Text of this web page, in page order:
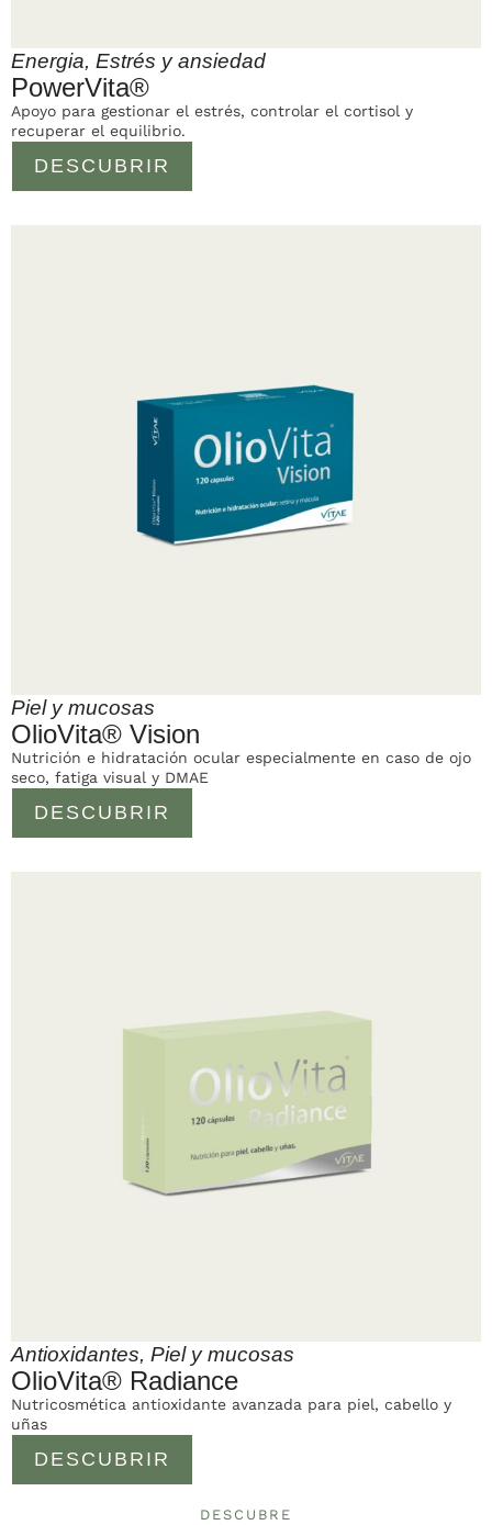
Energia, Estrés y ansiedad
PowerVita®
DESCUBRIR
Apoyo para gestionar el estrés, controlar el cortisol y
recuperar el equilibrio.
Piel y mucosas
OlioVita® Vision
DESCUBRIR
Nutrición e hidratación ocular especialmente en caso de ojo
seco, fatiga visual y DMAE
Antioxidantes, Piel y mucosas
OlioVita® Radiance
DESCUBRIR
Nutricosmética antioxidante avanzada para piel, cabello y
uñas
DESCUBRE